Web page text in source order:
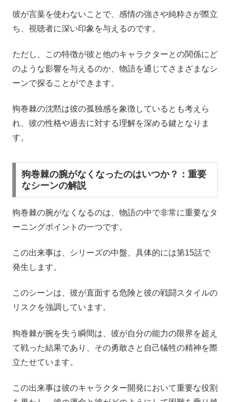
彼が言葉を使わないことで、感情の強さや純粋さが際立
ち、視聴者に深い印象を与えるのです。
ただし、この特徴が彼と他のキャラクターとの関係にど
のような影響を与えるのか、物語を通じてさまざまなシ
ーンで探ることができます。
狗巻棘の沈黙は彼の孤独感を象徴しているとも考えら
れ、彼の性格や過去に対する理解を深める鍵となりま
す。
狗巻棘の腕がなくなったのはいつか？：重要
なシーンの解説
狗巻棘の腕がなくなるのは、物語の中で非常に重要なタ
ーニングポイントの一つです。
この出来事は、シリーズの中盤、具体的には第15話で
発生します。
このシーンは、彼が直面する危険と彼の戦闘スタイルの
リスクを強調しています。
狗巻棘が腕を失う瞬間は、彼が自分の能力の限界を超え
て戦った結果であり、その勇敢さと自己犠牲の精神を際
立たせています。
この出来事は彼のキャラクター開発において重要な役割